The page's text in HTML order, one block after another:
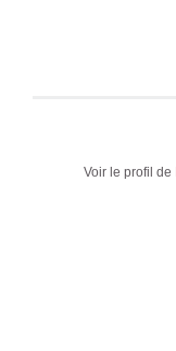
Voir le profil de